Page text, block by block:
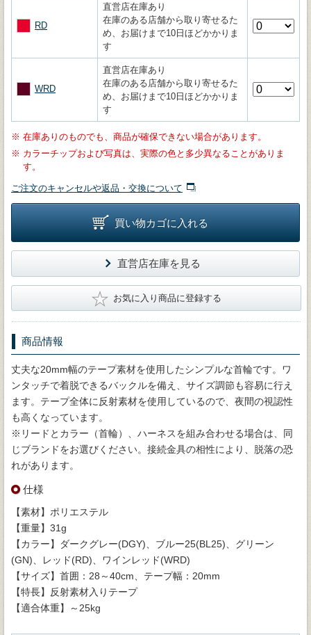
RD
直営店在庫あり
在庫のある店舗から取り寄せるた
め、お届けまで10日ほどかかりま
す
WRD
直営店在庫あり
在庫のある店舗から取り寄せるた
め、お届けまで10日ほどかかりま
す
※ 在庫ありのものでも、商品が確保できない場合があります。
※ カラーチップおよび写真は、実際の色と多少異なることがありま
す。
ご注文のキャンセルや返品・交換について
買い物カゴに入れる
直営店在庫を見る
★ お気に入り商品に登録する
商品情報
丈夫な20mm幅のテープ素材を使用したシンプルな首輪です。ワ
ンタッチで着脱できるバックルを備え、サイズ調節も容易に行え
ます。テープ全体に反射素材を使用しているので、夜間の視認性
も高くなっています。
※リードとカラー（首輪）、ハーネスを組み合わせる場合は、同
じブランドをお選びください。接続金具の相性により、脱落の恐
れがあります。
仕様
【素材】ポリエステル
【重量】31g
【カラー】ダークグレー(DGY)、ブルー25(BL25)、グリーン
(GN)、レッド(RD)、ワインレッド(WRD)
【サイズ】首囲：28～40cm、テープ幅：20mm
【特長】反射素材入りテープ
【適合体重】～25kg